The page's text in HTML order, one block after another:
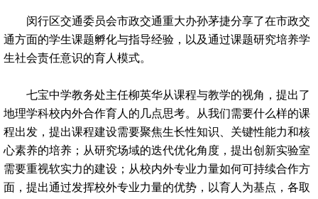
闵行区交通委员会市政交通重大办孙茅捷分享了在市政交
通方面的学生课题孵化与指导经验，以及通过课题研究培养学
生社会责任意识的育人模式。
七宝中学教务处主任柳英华从课程与教学的视角，提出了
地理学科校内外合作育人的几点思考。从我们需要什么样的课
程出发，提出课程建设需要聚焦生长性知识、关键性能力和核
心素养的培养；从研究场域的迭代优化角度，提出创新实验室
需要重视软实力的建设；从校内外专业力量如何可持续合作方
面，提出通过发挥校外专业力量的优势，以育人为基点，各取